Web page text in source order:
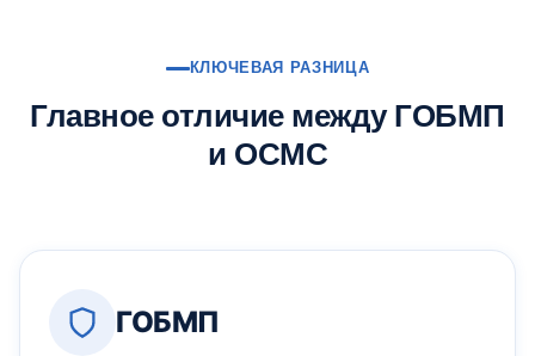
КЛЮЧЕВАЯ РАЗНИЦА
Главное отличие между ГОБМП
и ОСМС
ГОБМП